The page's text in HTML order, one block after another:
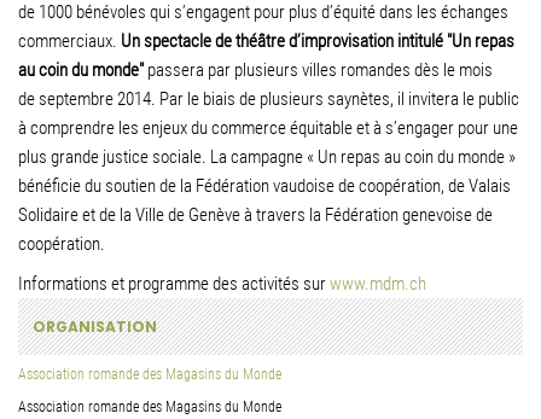
de 1000 bénévoles qui s’engagent pour plus d’équité dans les échanges
commerciaux. Un spectacle de théâtre d’improvisation intitulé "Un repas
au coin du monde"passera par plusieurs villes romandes dès le mois
de septembre 2014. Par le biais de plusieurs saynètes, il invitera le public
à comprendre les enjeux du commerce équitable et à s’engager pour une
plus grande justice sociale. La campagne « Un repas au coin du monde »
bénéficie du soutien de la Fédération vaudoisede coopération, de Valais
Solidaire et de la Ville de Genève à travers la Fédérationgenevoise de
coopération.
Informations et programme des activités surwww.mdm.ch
ORGANISATION
Association romande des Magasins du Monde
Association romande des Magasins du Monde